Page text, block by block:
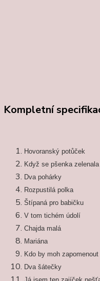
Kompletní
Hovoranský potůček
Když se pšenka zelenala
Dva pohárky
Rozpustilá polka
Štípaná pro babičku
V tom tichém údolí
Chajda malá
Mariána
Kdo by moh zapomenout
Dva šátečky